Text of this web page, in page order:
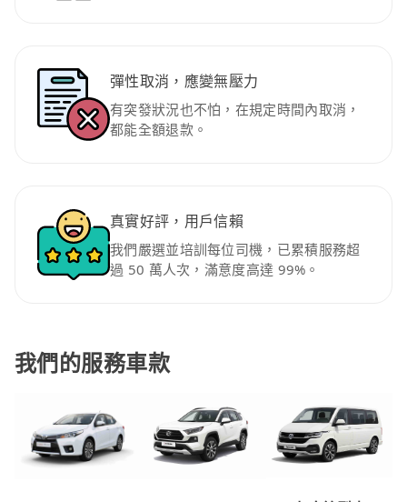
彈性取消，應變無壓力
有突發狀況也不怕，在規定時間內取消，
都能全額退款。
真實好評，用戶信賴
我們嚴選並培訓每位司機，已累積服務超
過 50 萬人次，滿意度高達 99%。
我們的服務車款